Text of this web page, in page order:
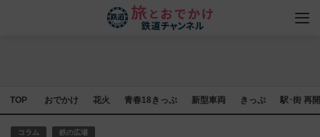
TOP おでかけ 花火 青春18きっぷ 新型車両 きっぷ 駅･街 再
コラム 鉄の広場